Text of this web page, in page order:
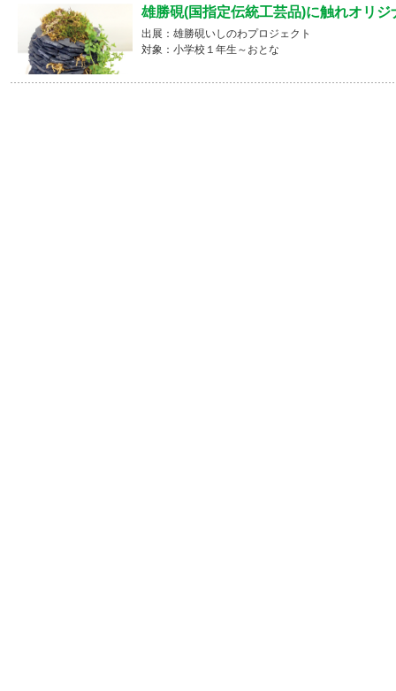
雄勝硯(国指定伝統工芸品)に触れオリ
出展：雄勝硯いしのわプロジェクト
対象：小学校１年生～おとな